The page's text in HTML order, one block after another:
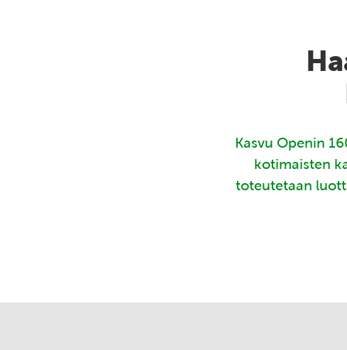
Kasvu Openin
kotimaisten
toteutetaan